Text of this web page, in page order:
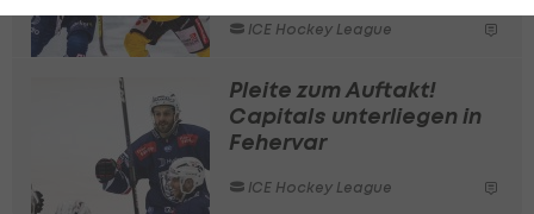
ICE Hockey League
Pleite zum Auftakt!
Capitals unterliegen in
Fehervar
ICE Hockey League